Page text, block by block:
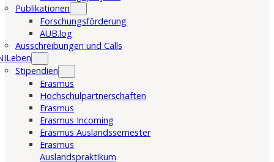
Publikationen
Forschungsförderung
AUB.log
Ausschreibungen und Calls
Stipendien
Erasmus
Hochschulpartnerschaften
Erasmus
Erasmus Incoming
Erasmus Auslandssemester
Erasmus
Auslandspraktikum